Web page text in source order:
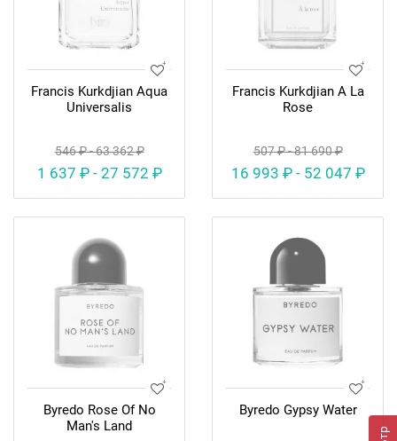
Francis Kurkdjian Aqua
Universalis
546 ₽ - 63 362 ₽
1 637 ₽ - 27 572 ₽
Francis Kurkdjian A La
Rose
507 ₽ - 81 690 ₽
16 993 ₽ - 52 047 ₽
Byredo Rose Of No
Man's Land
Byredo Gypsy Water